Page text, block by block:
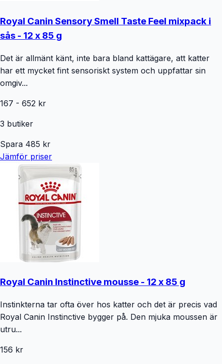
Royal Canin Sensory Smell Taste Feel mixpack i
sås - 12 x 85 g
Det är allmänt känt, inte bara bland kattägare, att katter
har ett mycket fint sensoriskt system och uppfattar sin
omgiv...
167 - 652 kr
3 butiker
Spara 485 kr
Jämför priser
Royal Canin Instinctive mousse - 12 x 85 g
Instinkterna tar ofta över hos katter och det är precis vad
Royal Canin Instinctive bygger på. Den mjuka moussen är
utru...
156 kr